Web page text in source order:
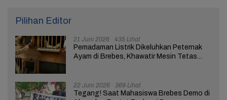
Pilihan Editor
21 Juni 2026 435 Lihat
Pemadaman Listrik Dikeluhkan Peternak
Ayam di Brebes, Khawatir Mesin Tetas
22 Juni 2026 369 Lihat
Tegang! Saat Mahasiswa Brebes Demo di